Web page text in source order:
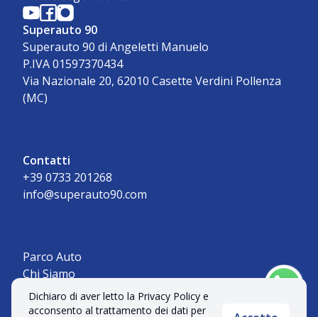
Superauto 90
Superauto 90 di Angeletti Manuelo
P.IVA 01597370434
Via Nazionale 20, 62010 Casette Verdini Pollenza
(MC)
Contatti
+39 0733 201268
info@superauto90.com
Parco Auto
Chi Siamo
Contatti
Dichiaro di aver letto la Privacy Policy e
acconsento al trattamento dei dati per